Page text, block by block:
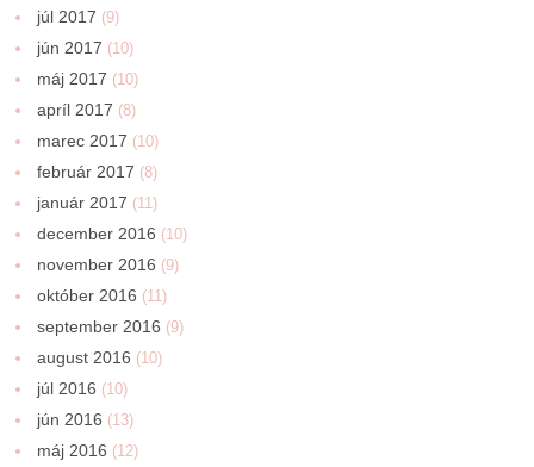
júl 2017 (9)
jún 2017 (10)
máj 2017 (10)
apríl 2017 (8)
marec 2017 (10)
február 2017 (8)
január 2017 (11)
december 2016 (10)
november 2016 (9)
október 2016 (11)
september 2016 (9)
august 2016 (10)
júl 2016 (10)
jún 2016 (13)
máj 2016 (12)